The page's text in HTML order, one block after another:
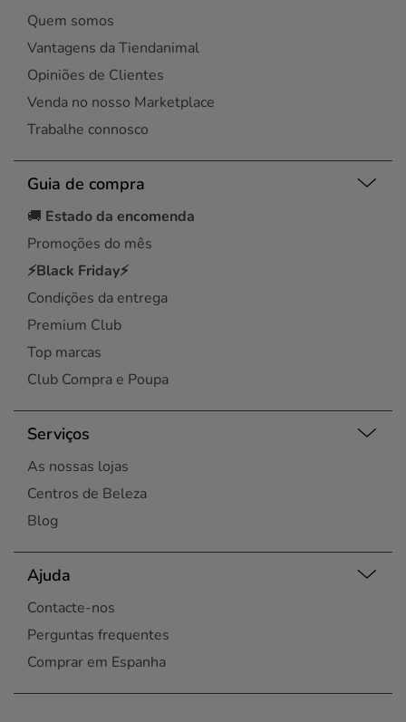
Quem somos
Vantagens da Tiendanimal
Opiniões de Clientes
Venda no nosso Marketplace
Trabalhe connosco
Guia de compra
🚚 Estado da encomenda
Promoções do mês
⚡Black Friday⚡
Condições da entrega
Premium Club
Top marcas
Club Compra e Poupa
Serviços
As nossas lojas
Centros de Beleza
Blog
Ajuda
Contacte-nos
Perguntas frequentes
Comprar em Espanha